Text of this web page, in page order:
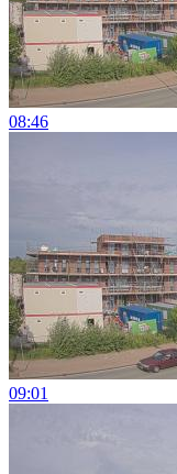
08:46
09:01